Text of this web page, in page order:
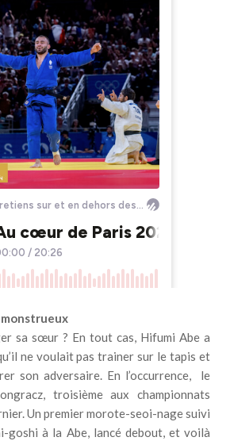
sa sœur ? En tout cas, Hifumi Abe a
ne voulait pas trainer sur le tapis et
son adversaire. En l’occurrence, le
troisième aux championnats
Un premier morote-seoi-nage suivi
goshi à la Abe, lancé debout, et voilà